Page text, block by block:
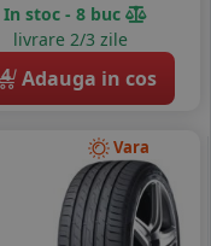
In stoc - 8 buc
livrare 2/3 zile
4 Adauga in cos
Vara